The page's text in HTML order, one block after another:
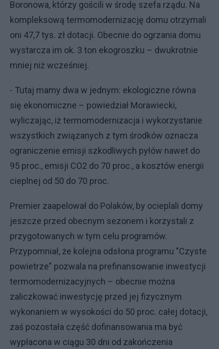
Boronowa, którzy gościli w środę szefa rządu. Na
kompleksową termomodernizację domu otrzymali
oni 47,7 tys. zł dotacji. Obecnie do ogrzania domu
wystarcza im ok. 3 ton ekogroszku – dwukrotnie
mniej niż wcześniej.
- Tutaj mamy dwa w jednym: ekologiczne równa
się ekonomiczne – powiedział Morawiecki,
wyliczając, iż termomodernizacja i wykorzystanie
wszystkich związanych z tym środków oznacza
ograniczenie emisji szkodliwych pyłów nawet do
95 proc., emisji CO2 do 70 proc., a kosztów energii
cieplnej od 50 do 70 proc.
Premier zaapelował do Polaków, by ocieplali domy
jeszcze przed obecnym sezonem i korzystali z
przygotowanych w tym celu programów.
Przypomniał, że kolejna odsłona programu "Czyste
powietrze" pozwala na prefinansowanie inwestycji
termomodernizacyjnych – obecnie można
zaliczkować inwestycję przed jej fizycznym
wykonaniem w wysokości do 50 proc. całej dotacji,
zaś pozostała część dofinansowania ma być
wypłacona w ciągu 30 dni od zakończenia